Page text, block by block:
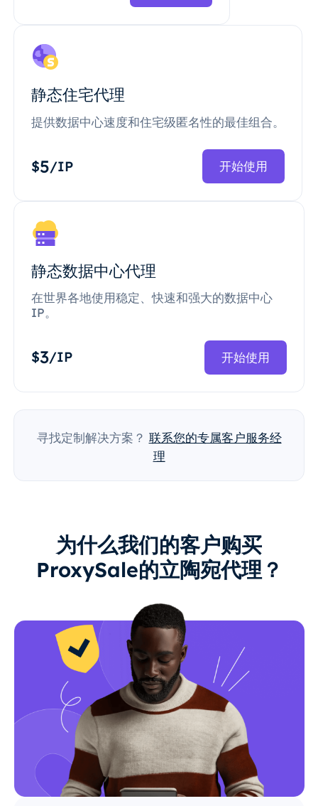
静态住宅代理
提供数据中心速度和住宅级匿名性的最佳组合。
$5/IP 开始使用
静态数据中心代理
在世界各地使用稳定、快速和强大的数据中心
IP。
$3/IP 开始使用
寻找定制解决方案？ 联系您的专属客户服务经
理
为什么我们的客户购买
ProxySale的立陶宛代理？